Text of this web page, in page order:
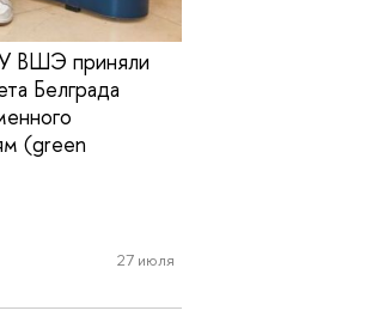
ВШЭ приняли
Белграда
(green
27 июля